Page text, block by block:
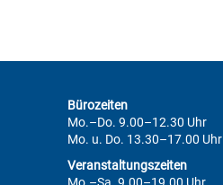
Bürozeiten
Mo.–Do. 9.00–12.30 Uhr
Mo. u. Do. 13.30–17.00 Uhr
Veranstaltungszeiten